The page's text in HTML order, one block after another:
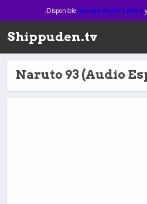
¡Disponible Naruto Audio Latinoy
Shippuden.tv
Naruto 93 (Audio